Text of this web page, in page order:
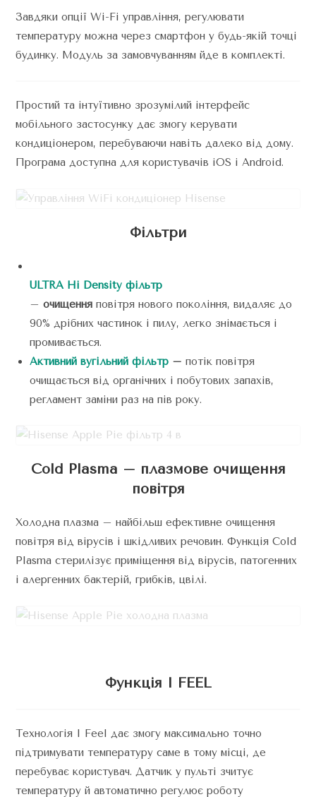
Завдяки опції Wi-Fi управління, регулювати
температуру можна через смартфон у будь-якій точці
будинку. Модуль за замовчуванням йде в комплекті.
Простий та інтуїтивно зрозумілий інтерфейс
мобільного застосунку дає змогу керувати
кондиціонером, перебуваючи навіть далеко від дому.
Програма доступна для користувачів iOS і Android.
Фільтри
ULTRA Hi Density фільтр
–очищення повітря нового покоління, видаляє до
90% дрібних частинок і пилу, легко знімається і
промивається.
Активний вугільний фільтр –потік повітря
очищається від органічних і побутових запахів,
регламент заміни раз на пів року.
Cold Plasma – плазмове очищення
повітря
Холодна плазма – найбільш ефективне очищення
повітря від вірусів і шкідливих речовин. Функція Cold
Plasma стерилізує приміщення від вірусів, патогенних
і алергенних бактерій, грибків, цвілі.
Функція I FEEL
Технологія I Feel дає змогу максимально точно
підтримувати температуру саме в тому місці, де
перебуває користувач. Датчик у пульті зчитує
температуру й автоматично регулює роботу